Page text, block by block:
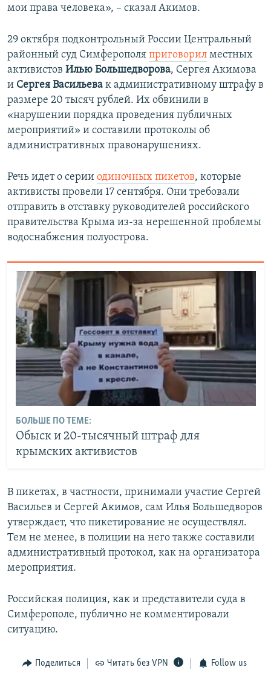
мои права человека», – сказал Акимов.
29 октября подконтрольный России Центральный
районный суд Симферополя приговорил местных
активистов Илью Большедворова, Сергея Акимова
и Сергея Васильева к административному штрафу в
размере 20 тысяч рублей. Их обвинили в
«нарушении порядка проведения публичных
мероприятий» и составили протоколы об
административных правонарушениях.
Речь идет о серии одиночных пикетов, которые
активисты провели 17 сентября. Они требовали
отправить в отставку руководителей российского
правительства Крыма из-за нерешенной проблемы
водоснабжения полуострова.
БОЛЬШЕ ПО ТЕМЕ:
Обыск и 20-тысячный штраф для
крымских активистов
В пикетах, в частности, принимали участие Сергей
Васильев и Сергей Акимов, сам Илья Большедворов
утверждает, что пикетирование не осуществлял.
Тем не менее, в полиции на него также составили
административный протокол, как на организатора
мероприятия.
Российская полиция, как и представители суда в
Симферополе, публично не комментировали
ситуацию.
Поделиться Читать без VPN Follow us